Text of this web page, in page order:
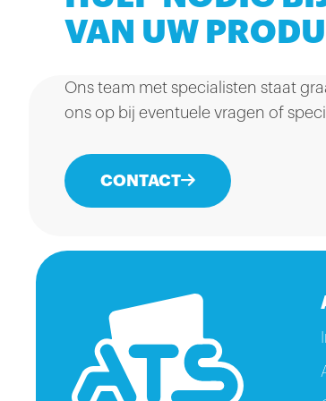
VAN UW
Ons team met specialisten staat
ons op bij eventuele vragen of
CONTACT